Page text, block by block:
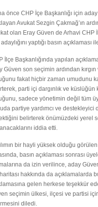
önce CHP İçe Başkanlığı için
Avukat Sezgin Çakmağ’ın
olan Eray Güven de Arhavi CHP
yaptığı basın açıklaması
İlçe Başkanlığında yapılan
Güven son seçimin ardından kırgın
fakat hiçbir zaman umudunu
parti içi dargınlık ve küslüğün
sadece yönetimin değil tüm
partiye yardımcı ve destekleyici
belirterek önümüzdeki yerel
iddia etti.
bir hayli yüksek olduğu
basın açıklaması sonrası
da izin verilince, aday
hakkında da açıklamalarda
gelen herkese teşekkür
seçimin ülkesi, ilçesi ve partisi
diledi.